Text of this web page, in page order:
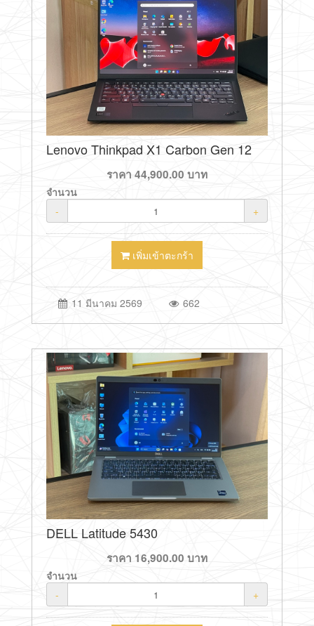
Lenovo Thinkpad X1 Carbon Gen 12
ราคา 44,900.00 บาท
จำนวน
-
+
เพิ่มเข้าตะกร้า
11 มีนาคม 2569 662
DELL Latitude 5430
ราคา 16,900.00 บาท
จำนวน
-
+